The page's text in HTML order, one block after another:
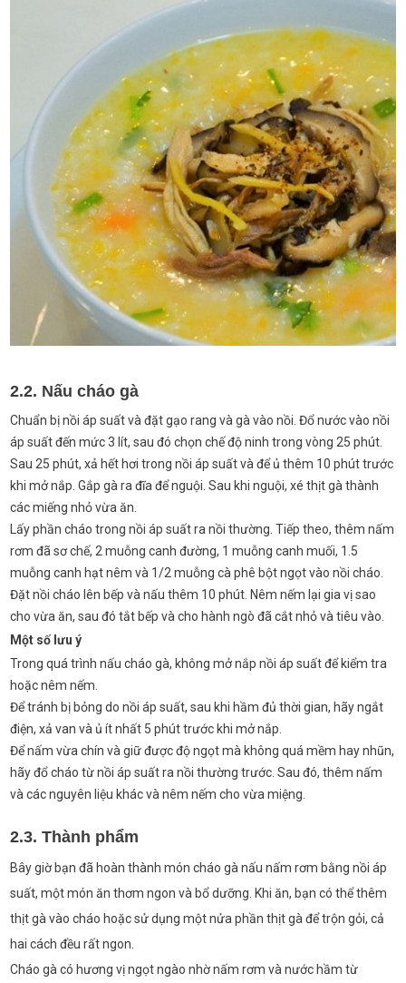
2.2. Nấu cháo gà
Chuẩn bị nồi áp suất và đặt gạo rang và gà vào nồi. Đổ nước vào nồi
áp suất đến mức 3 lít, sau đó chọn chế độ ninh trong vòng 25 phút.
Sau 25 phút, xả hết hơi trong nồi áp suất và để ủ thêm 10 phút trước
khi mở nắp. Gắp gà ra đĩa để nguội. Sau khi nguội, xé thịt gà thành
các miếng nhỏ vừa ăn.
Lấy phần cháo trong nồi áp suất ra nồi thường. Tiếp theo, thêm nấm
rơm đã sơ chế, 2 muỗng canh đường, 1 muỗng canh muối, 1.5
muỗng canh hạt nêm và 1/2 muỗng cà phê bột ngọt vào nồi cháo.
Đặt nồi cháo lên bếp và nấu thêm 10 phút. Nêm nếm lại gia vị sao
cho vừa ăn, sau đó tắt bếp và cho hành ngò đã cắt nhỏ và tiêu vào.
Một số lưu ý
Trong quá trình nấu cháo gà, không mở nắp nồi áp suất để kiểm tra
hoặc nêm nếm.
Để tránh bị bỏng do nồi áp suất, sau khi hầm đủ thời gian, hãy ngắt
điện, xả van và ủ ít nhất 5 phút trước khi mở nắp.
Để nấm vừa chín và giữ được độ ngọt mà không quá mềm hay nhũn,
hãy đổ cháo từ nồi áp suất ra nồi thường trước. Sau đó, thêm nấm
và các nguyên liệu khác và nêm nếm cho vừa miệng.
2.3. Thành phẩm
Bây giờ bạn đã hoàn thành món cháo gà nấu nấm rơm bằng nồi áp
suất, một món ăn thơm ngon và bổ dưỡng. Khi ăn, bạn có thể thêm
thịt gà vào cháo hoặc sử dụng một nửa phần thịt gà để trộn gỏi, cả
hai cách đều rất ngon.
Cháo gà có hương vị ngọt ngào nhờ nấm rơm và nước hầm từ